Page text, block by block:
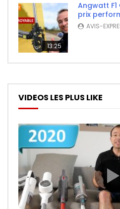
13:25
Angwatt
prix
AVIS-
VIDEOS LES PLUS LIKE